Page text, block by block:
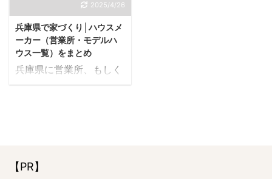
2025/4/26
兵庫県で家づくり│ハウスメ
ーカー（営業所・モデルハ
ウス一覧）をまとめ
兵庫県に営業所、もしく
はモデルハウスがあるハ
せは、基本的に営業所か
【PR】